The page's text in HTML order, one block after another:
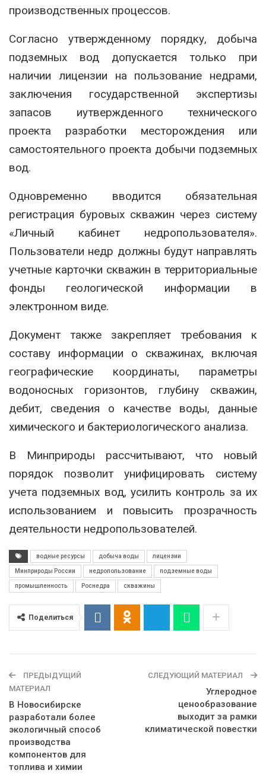
производственных процессов.
Согласно утвержденному порядку, добыча
подземных вод допускается только при
наличии лицензии на пользование недрами,
заключения государственной экспертизы
запасов иутвержденного технического
проекта разработки месторождения или
самостоятельного проекта добычи подземных
вод.
Одновременно вводится обязательная
регистрация буровых скважин через систему
«Личный кабинет недропользователя».
Пользователи недр должны будут направлять
учетные карточки скважин в территориальные
фонды геологической информации в
электронном виде.
Документ также закрепляет требования к
составу информации о скважинах, включая
географические координаты, параметры
водоносных горизонтов, глубину скважин,
дебит, сведения о качестве воды, данные
химического и бактериологического анализа.
В Минприроды рассчитывают, что новый
порядок позволит унифицировать систему
учета подземных вод, усилить контроль за их
использованием и повысить прозрачность
деятельности недропользователей.
водные ресурсы добыча воды лицензии
Минприроды России недропользование подземные воды
промышленность Роснедра скважины
Поделиться
ПРЕДЫДУЩИЙ
МАТЕРИАЛ
В Новосибирске
разработали более
экологичный способ
производства
компонентов для
топлива и химии
СЛЕДУЮЩИЙ МАТЕРИАЛ
Углеродное
ценообразование
выходит за рамки
климатической повестки